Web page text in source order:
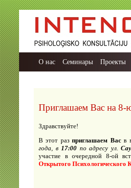
О нас Семинары Проекты
Приглашаем Вас на 8-
Здравствуйте!
В этот разприглашаем Васв
года, в17:00 по адресу ул.
участие в очередной 8-ой
Открытого Психологического